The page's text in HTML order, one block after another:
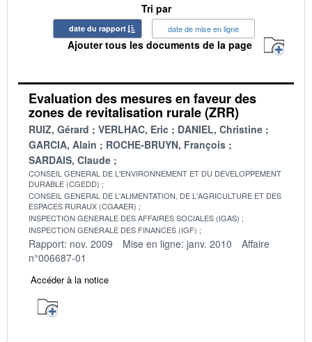
Tri par
date du rapport date de mise en ligne
Ajouter tous les documents de la page
Evaluation des mesures en faveur des
zones de revitalisation rurale (ZRR)
RUIZ, Gérard VERLHAC, Eric
DANIEL, Christine
GARCIA, Alain
ROCHE-BRUYN, François
SARDAIS, Claude
CONSEIL GENERAL DE L'ENVIRONNEMENT ET DU DEVELOPPEMENT
DURABLE (CGEDD)
CONSEIL GENERAL DE L'ALIMENTATION, DE L'AGRICULTURE ET DES
ESPACES RURAUX (CGAAER)
INSPECTION GENERALE DES AFFAIRES SOCIALES (IGAS)
INSPECTION GENERALE DES FINANCES (IGF)
Rapport: nov. 2009 Mise en ligne: janv. 2010
Affaire
n°006687-01
Accéder à la notice